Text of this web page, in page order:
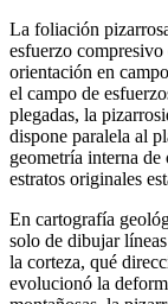
La foliación
esfuerzo
orientación en
el campo de
plegadas, la
dispone paralela al
geometría interna
estratos originales
En cartografía
solo de dibujar
la corteza, qué
evolucionó la